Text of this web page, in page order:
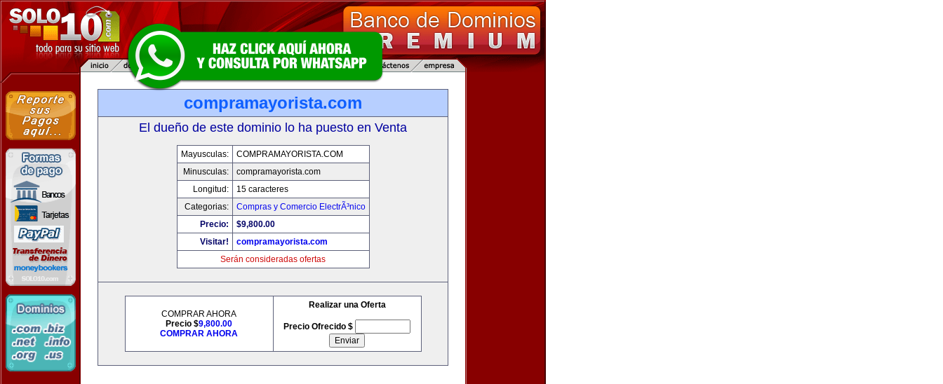
compramayorista.com
El dueño de este dominio lo ha puesto en Venta
Mayusculas:
COMPRAMAYORISTA.COM
Minusculas:
compramayorista.com
Longitud:
15 caracteres
Categorias:
Compras y Comercio ElectrÃ³nico
Precio:
$9,800.00
Visitar!
compramayorista.com
Serán consideradas ofertas
COMPRAR AHORA
Precio $9,800.00
COMPRAR AHORA
Realizar una Oferta
Precio Ofrecido $